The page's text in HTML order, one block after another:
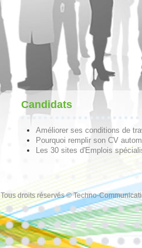
Candidats
Améliorer ses conditions de
Pourquoi remplir son CV
Les 30 sites d'Emplois
Tous droits réservés © Techno-